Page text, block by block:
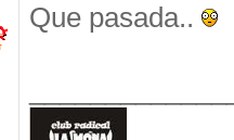
Que pasada..